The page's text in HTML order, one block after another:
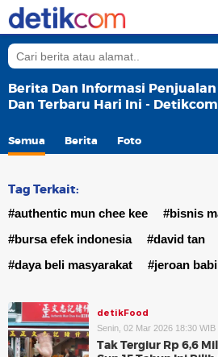
Berita Dan Informasi
Dan Terbaru Hari Ini - Detikcom
Semua Berita Foto
Tag Terkait:
#authentic mun chee kee
#bisnis
#bursa efek indonesia
#david tan
#daya beli masyarakat
#jeroan babi
detikFood
Senin, 02 Mar 2026 18:30 WIB
Tak Tergiur Rp 6,6